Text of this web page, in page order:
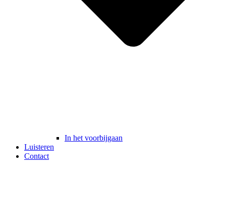
In het voorbijgaan
Luisteren
Contact